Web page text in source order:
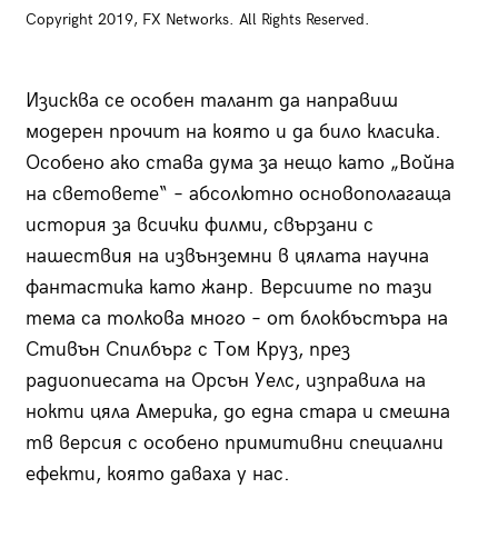
Copyright 2019, FX Networks. All Rights Reserved.
Изисква се особен талант да направиш
модерен прочит на която и да било класика.
Особено ако става дума за нещо като „Война
на световете“ – абсолютно основополагаща
история за всички филми, свързани с
нашествия на извънземни в цялата научна
фантастика като жанр. Версиите по тази
тема са толкова много – от блокбъстъра на
Стивън Спилбърг с Том Круз, през
радиопиесата на Орсън Уелс, изправила на
нокти цяла Америка, до една стара и смешна
тв версия с особено примитивни специални
ефекти, която даваха у нас.